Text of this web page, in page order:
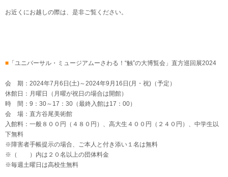
お近くにお越しの際は、是非ご覧ください。
■ 「ユニバーサル・ミュージアムーさわる！“触”の大博覧会」直方巡回展2024
会 期：2024年7月6日(土)～2024年9月16日(月・祝)（予定）
休館日：月曜日（月曜が祝日の場合は開館）
時 間：9：30～17：30（最終入館は17：00）
会 場：直方谷尾美術館
入館料：一般８００円（４８０円）、高大生４００円（２４０円）、中学生以
下無料
※障害者手帳提示の場合、ご本人と付き添い１名は無料
※（ ）内は２０名以上の団体料金
※毎週土曜日は高校生無料